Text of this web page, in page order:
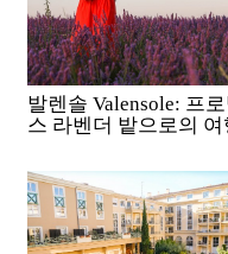
발렌솔 Valensole: 프로방
스 라벤더 밭으로의 여